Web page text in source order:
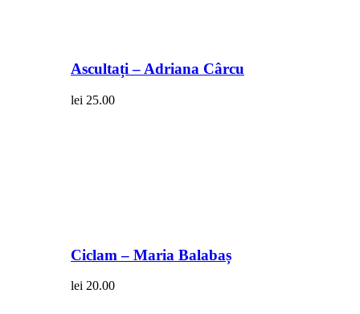
Ascultați – Adriana Cârcu
lei 25.00
Ciclam – Maria Balabaș
lei 20.00